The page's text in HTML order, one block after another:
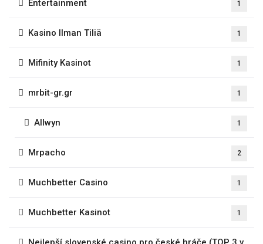
Entertainment 1
Kasino Ilman Tiliä 1
Mifinity Kasinot 1
mrbit-gr.gr 1
Allwyn 1
Mrpacho 2
Muchbetter Casino 1
Muchbetter Kasinot 1